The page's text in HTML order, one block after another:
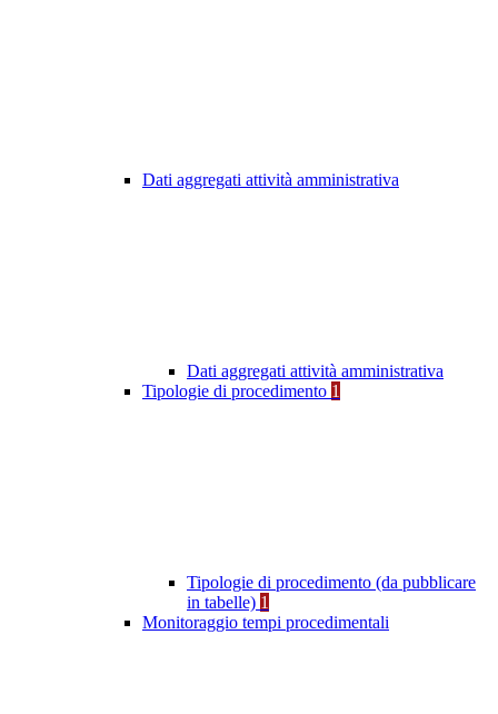
Dati aggregati attività amministrativa
Dati aggregati attività amministrativa
Tipologie di procedimento 1
Tipologie di procedimento (da pubblicare
in tabelle) 1
Monitoraggio tempi procedimentali